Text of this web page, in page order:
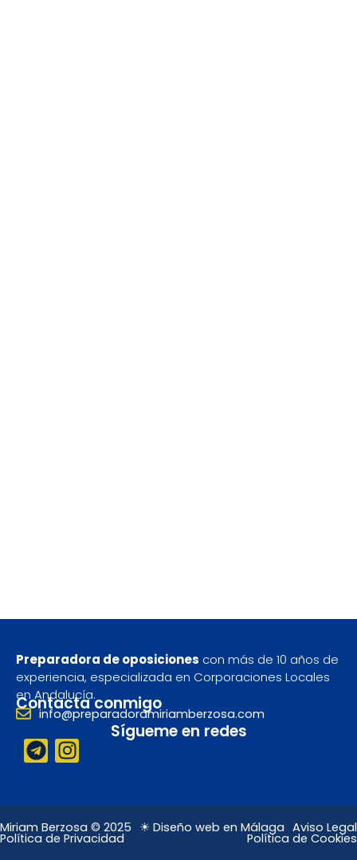
Preparadora de oposiciones con más de 10 años de
experiencia, especializada en Corporaciones Locales
en Andalucía.
Contacta conmigo
info@preparadoramiriamberzosa.com
Sígueme en redes
T
e
e
g
r
I
n
t
a
g
Miriam Berzosa © 2025 ☀ Diseño web en Málaga Aviso Legal
Política de Privacidad Política de Cookies